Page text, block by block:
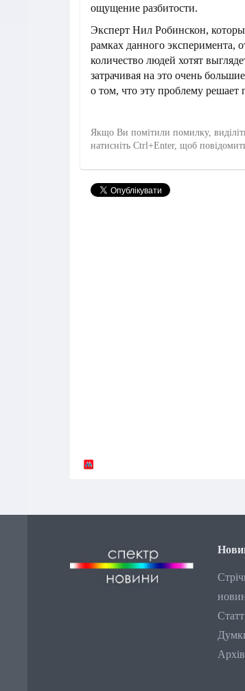
ощущение разбитости.
Эксперт Нил Робинскон,
рамках данного эксперимента,
количество людей хотят
затрачивая на это очень
о том, что эту проблему решает
Якщо Ви помітили помилку,
натисніть Ctrl+Enter, щоб
Архів